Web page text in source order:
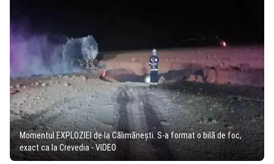
Momentul EXPLOZIEI de la Călimănești. S-a format o bilă de foc,
exact ca la Crevedia - VIDEO